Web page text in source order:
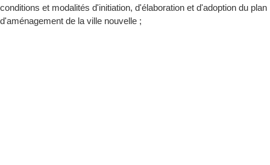
conditions et modalités d'initiation, d'élaboration et d'adoption du plan
d'aménagement de la ville nouvelle ;